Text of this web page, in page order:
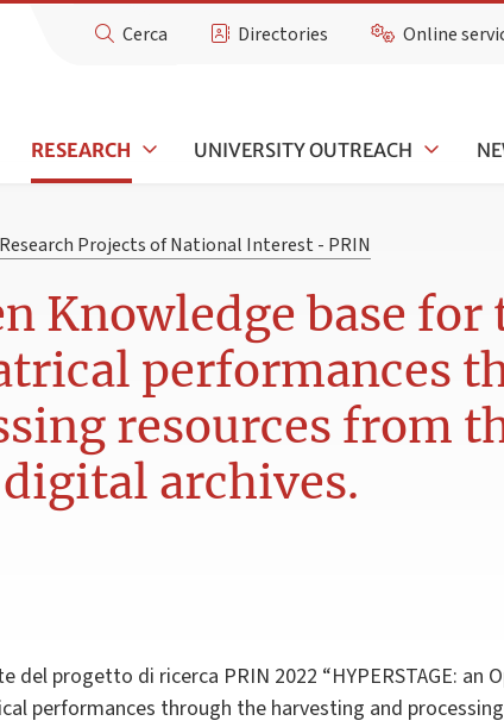
Cerca Directories Online
RESEARCH UNIVERSITY OUTREACH
Research Projects of National Interest - PRIN
Knowledge base
performances
resources from
archives.
del progetto di ricerca PRIN 2022 “HYPERSTAGE: an
performances through the harvesting and